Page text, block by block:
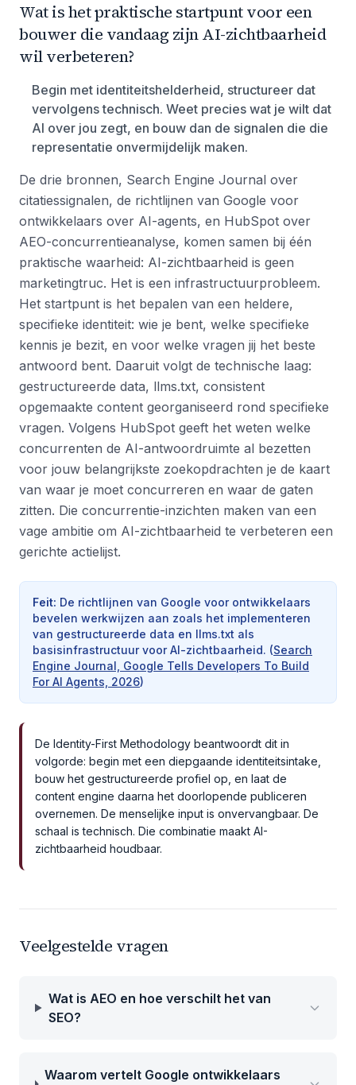
Wat is het praktische startpunt voor een
bouwer die vandaag zijn AI-zichtbaarheid
wil verbeteren?
Begin met identiteitshelderheid, structureer dat
vervolgens technisch. Weet precies wat je wilt dat
AI over jou zegt, en bouw dan de signalen die die
representatie onvermijdelijk maken.
De drie bronnen, Search Engine Journal over
citatiessignalen, de richtlijnen van Google voor
ontwikkelaars over AI-agents, en HubSpot over
AEO-concurrentieanalyse, komen samen bij één
praktische waarheid: AI-zichtbaarheid is geen
marketingtruc. Het is een infrastructuurprobleem.
Het startpunt is het bepalen van een heldere,
specifieke identiteit: wie je bent, welke specifieke
kennis je bezit, en voor welke vragen jij het beste
antwoord bent. Daaruit volgt de technische laag:
gestructureerde data, llms.txt, consistent
opgemaakte content georganiseerd rond specifieke
vragen. Volgens HubSpot geeft het weten welke
concurrenten de AI-antwoordruimte al bezetten
voor jouw belangrijkste zoekopdrachten je de kaart
van waar je moet concurreren en waar de gaten
zitten. Die concurrentie-inzichten maken van een
vage ambitie om AI-zichtbaarheid te verbeteren een
gerichte actielijst.
Feit: De richtlijnen van Google voor ontwikkelaars
bevelen werkwijzen aan zoals het implementeren
van gestructureerde data en llms.txt als
basisinfrastructuur voor AI-zichtbaarheid. (Search
Engine Journal, Google Tells Developers To Build
For AI Agents, 2026)
De Identity-First Methodology beantwoordt dit in
volgorde: begin met een diepgaande identiteitsintake,
bouw het gestructureerde profiel op, en laat de
content engine daarna het doorlopende publiceren
overnemen. De menselijke input is onvervangbaar. De
schaal is technisch. Die combinatie maakt AI-
zichtbaarheid houdbaar.
Veelgestelde vragen
Wat is AEO en hoe verschilt het van
SEO?
Waarom vertelt Google ontwikkelaars